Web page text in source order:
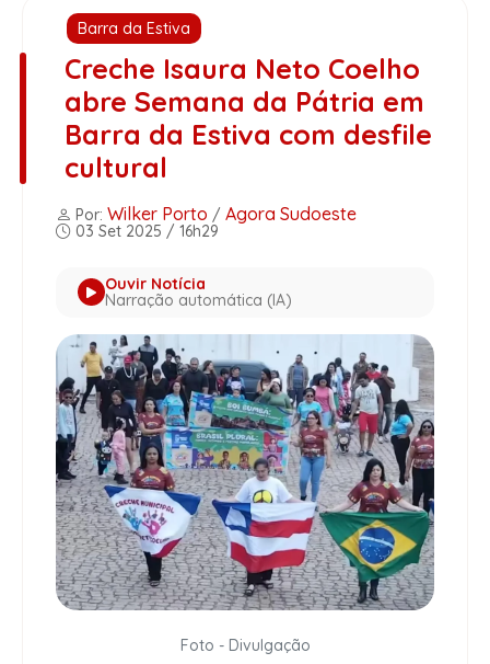
Barra da Estiva
Creche Isaura Neto Coelho
abre Semana da Pátria em
Barra da Estiva com desfile
cultural
Por: Wilker Porto / Agora Sudoeste
03 Set 2025 / 16h29
Ouvir Notícia
Narração automática (IA)
Foto - Divulgação